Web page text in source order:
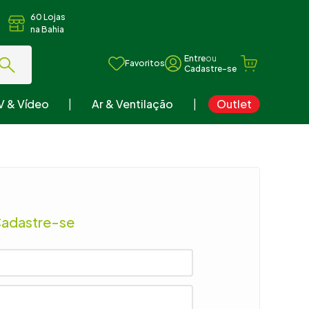
60 Lojas
na Bahia
Favoritos
ou
& Vídeo Ar & Ventilação Outlet
se